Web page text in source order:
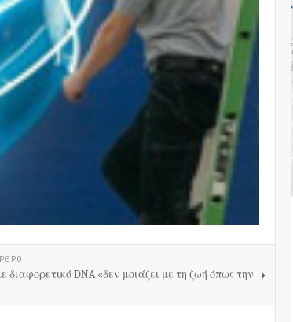
διαφορετικό DNA «δεν μοιάζει με τη ζωή όπως την